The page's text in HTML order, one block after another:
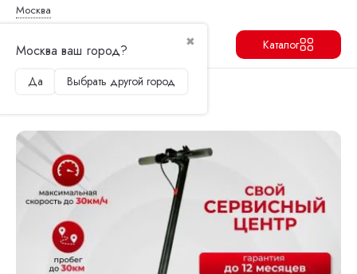
Москва
✖
Москва ваш город?
Да Выбрать другой город
Каталог
Главная Электросамокаты
Aovo
Продолжить